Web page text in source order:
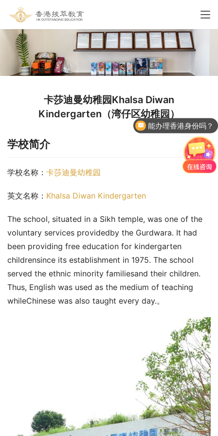
卡莎迪曼幼稚园Khalsa Diwan
Kindergarten（湾仔区幼稚园）
学校简介
学校名称： 卡莎迪曼幼稚园
英文名称： Khalsa Diwan Kindergarten
The school, situated in a Sikh temple, was one of the
voluntary services providedby the Gurdwara. It had
been providing free education for kindergarten
childrensince its establishment in 1975. The school
served the ethnic minority familiesand their children.
Thus, English was used as the medium of teaching
whileChinese was also taught every day.。
能办理香港身份吗？